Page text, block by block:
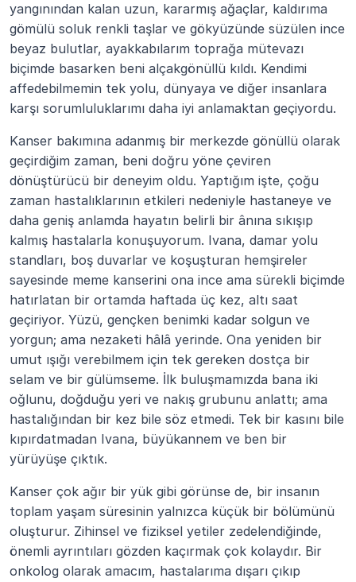
yangınından kalan uzun, kararmış ağaçlar, kaldırıma
gömülü soluk renkli taşlar ve gökyüzünde süzülen ince
beyaz bulutlar, ayakkabılarım toprağa mütevazı
biçimde basarken beni alçakgönüllü kıldı. Kendimi
affedebilmemin tek yolu, dünyaya ve diğer insanlara
karşı sorumluluklarımı daha iyi anlamaktan geçiyordu.
Kanser bakımına adanmış bir merkezde gönüllü olarak
geçirdiğim zaman, beni doğru yöne çeviren
dönüştürücü bir deneyim oldu. Yaptığım işte, çoğu
zaman hastalıklarının etkileri nedeniyle hastaneye ve
daha geniş anlamda hayatın belirli bir ânına sıkışıp
kalmış hastalarla konuşuyorum. Ivana, damar yolu
standları, boş duvarlar ve koşuşturan hemşireler
sayesinde meme kanserini ona ince ama sürekli biçimde
hatırlatan bir ortamda haftada üç kez, altı saat
geçiriyor. Yüzü, gençken benimki kadar solgun ve
yorgun; ama nezaketi hâlâ yerinde. Ona yeniden bir
umut ışığı verebilmem için tek gereken dostça bir
selam ve bir gülümseme. İlk buluşmamızda bana iki
oğlunu, doğduğu yeri ve nakış grubunu anlattı; ama
hastalığından bir kez bile söz etmedi. Tek bir kasını bile
kıpırdatmadan Ivana, büyükannem ve ben bir
yürüyüşe çıktık.
Kanser çok ağır bir yük gibi görünse de, bir insanın
toplam yaşam süresinin yalnızca küçük bir bölümünü
oluşturur. Zihinsel ve fiziksel yetiler zedelendiğinde,
önemli ayrıntıları gözden kaçırmak çok kolaydır. Bir
onkolog olarak amacım, hastalarıma dışarı çıkıp